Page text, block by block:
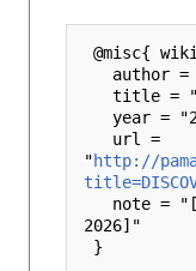
"http://
2026]"